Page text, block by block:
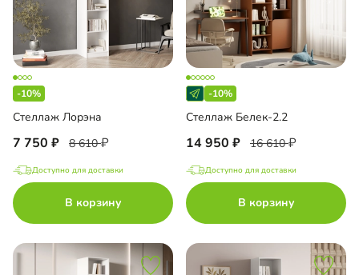
-10%
Стеллаж Лорэна
7 750 8 610
Доступно для доставки
В корзину
-10%
Стеллаж Белек-2.2
14 950 16 610
Доступно для доставки
В корзину